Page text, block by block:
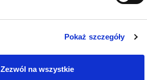
Pokaż szczegóły
Zezwól na wszystkie